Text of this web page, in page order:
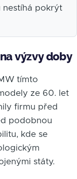
nestíhá pokrýt
výzvy doby
tímto
ze 60. let
firmu před
podobnou
kde se
státy.